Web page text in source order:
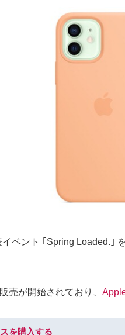
ベント ｢Spring Loaded.｣
売が開始されており、
を購入する